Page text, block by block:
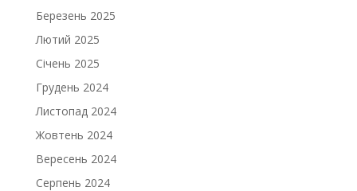
Березень 2025
Лютий 2025
Січень 2025
Грудень 2024
Листопад 2024
Жовтень 2024
Вересень 2024
Серпень 2024